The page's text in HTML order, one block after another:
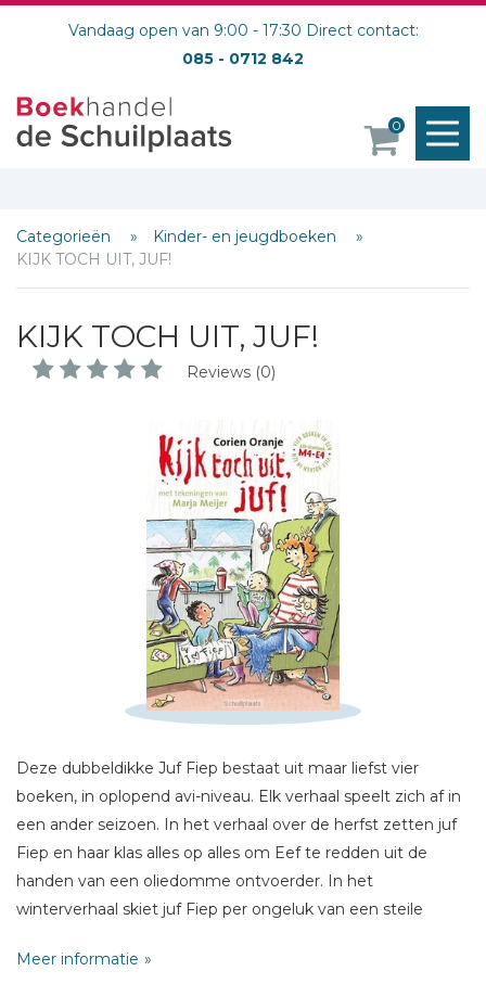
Vandaag open van 9:00 - 17:30 Direct contact:
085 - 0712 842
0
Categorieën
Kinder- en jeugdboeken
KIJK TOCH UIT, JUF!
KIJK TOCH UIT, JUF!
Reviews (0)
Deze dubbeldikke Juf Fiep bestaat uit maar liefst vier
boeken, in oplopend avi-niveau. Elk verhaal speelt zich af in
een ander seizoen. In het verhaal over de herfst zetten juf
Fiep en haar klas alles op alles om Eef te redden uit de
handen van een oliedomme ontvoerder. In het
winterverhaal skiet juf Fiep per ongeluk van een steile
spoorloos verdwenen. In het verhaal over de lente ontdekt
Meer informatie
Schrijf hieronder je review!
Titel *
Bericht *